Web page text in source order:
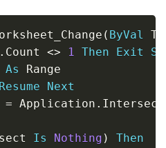
( ByVal
. Count <> 1 Then Exit
As Range
Resume
Next
= Application . Intersect
Is Nothing )
Then
Copy